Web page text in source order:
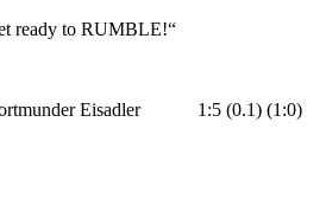
ready to RUMBLE!“
Eisadler 1:5 (0.1) (1:0)